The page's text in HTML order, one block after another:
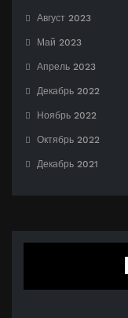
Август 2023
Май 2023
Апрель 2023
Декабрь 2022
Ноябрь 2022
Октябрь 2022
Декабрь 2021